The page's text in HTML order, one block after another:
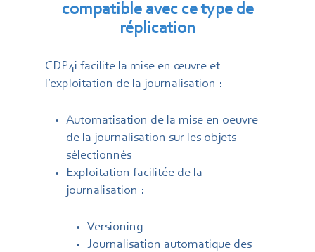
compatible avec ce type de
réplication
CDP4i facilite la mise en œuvre et
l’exploitation de la journalisation :
Automatisation de la mise en oeuvre
de la journalisation sur les objets
sélectionnés
Exploitation facilitée de la
journalisation :
Versioning
Journalisation automatique des